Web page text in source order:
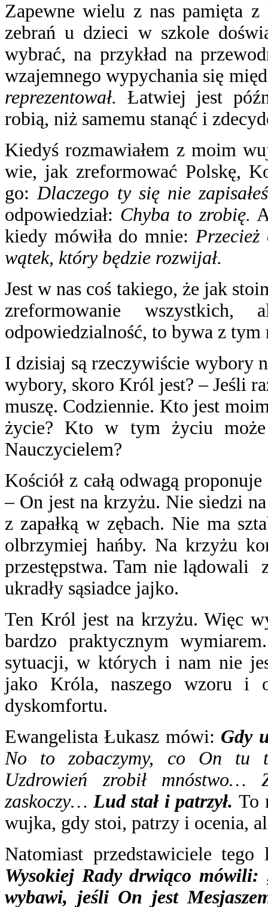
Zapewne wielu z nas pamięta
zebrań u dzieci w szkole
wybrać, na przykład na
wzajemnego wypychania się
reprezentował. Łatwiej jest
robią, niż samemu stanąć i
Kiedyś rozmawiałem z moim
wie, jak zreformować Polskę,
go:Dlaczego ty się nie
odpowiedział: Chyba to zrobię.
kiedy mówiła do mnie:
wątek, który będzie rozwijał.
Jest w nas coś takiego, że jak
zreformowanie
odpowiedzialność, to bywa z tym
I dzisiaj są rzeczywiście wybory
wybory, skoro Król jest? – Jeśli
muszę. Codziennie. Kto jest
życie? Kto w tym życiu
Nauczycielem?
Kościół z całą odwagą
– On jest na krzyżu. Nie siedzi
z zapałką w zębach. Nie ma
olbrzymiej hańby. Na krzyżu
przestępstwa. Tam nie lądowali
ukradły sąsiadce jajko.
Ten Król jest na krzyżu. Więc
bardzo praktycznym
sytuacji, w których i nam nie
jako Króla, naszego wzoru i
dyskomfortu.
Ewangelista Łukasz mówi: Gdy
No to zobaczymy, co On tu
Uzdrowień zrobił
zaskoczy… Lud stał i patrzył. To
wujka, gdy stoi, patrzy i ocenia,
Natomiast przedstawiciele
Wysokiej Rady drwiąco mówili:
wybawi, jeśli On jest